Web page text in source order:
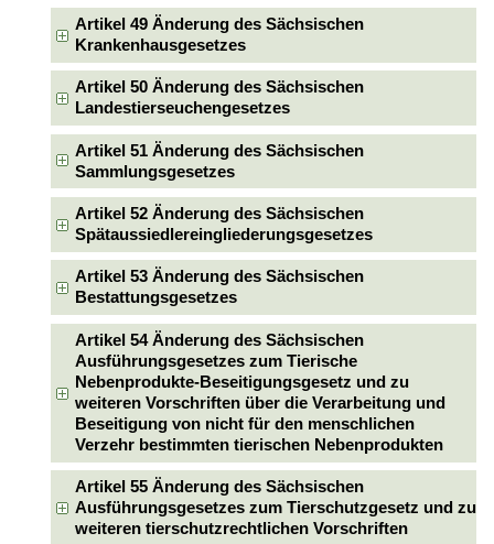
Artikel 49 Änderung des Sächsischen
Krankenhausgesetzes
Artikel 50 Änderung des Sächsischen
Landestierseuchengesetzes
Artikel 51 Änderung des Sächsischen
Sammlungsgesetzes
Artikel 52 Änderung des Sächsischen
Spätaussiedlereingliederungsgesetzes
Artikel 53 Änderung des Sächsischen
Bestattungsgesetzes
Artikel 54 Änderung des Sächsischen
Ausführungsgesetzes zum Tierische
Nebenprodukte-Beseitigungsgesetz und zu
weiteren Vorschriften über die Verarbeitung und
Beseitigung von nicht für den menschlichen
Verzehr bestimmten tierischen Nebenprodukten
Artikel 55 Änderung des Sächsischen
Ausführungsgesetzes zum Tierschutzgesetz und zu
weiteren tierschutzrechtlichen Vorschriften